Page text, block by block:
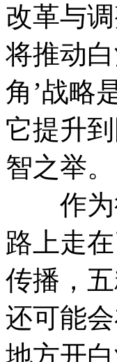
改革与
将推动
角’战略
它提升
智之举。
作为行
路上走
传播，
还可能
地方开